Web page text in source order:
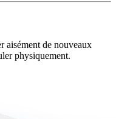
aisément de nouveaux
physiquement.